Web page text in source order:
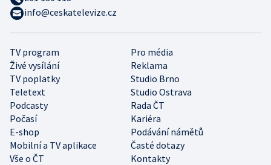
TV program
Pro média
Živé vysílání
Reklama
TV poplatky
Studio Brno
Teletext
Studio Ostrava
Podcasty
Rada ČT
Počasí
Kariéra
E-shop
Podávání námětů
Mobilní a TV aplikace
Časté dotazy
Vše o ČT
Kontakty
info@ceskatelevize.cz